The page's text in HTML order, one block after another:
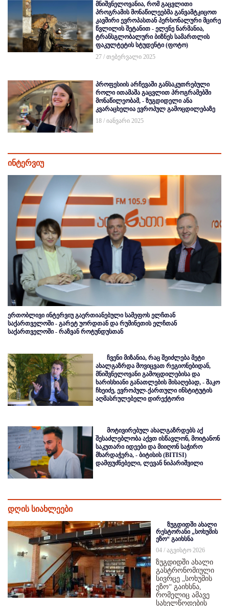
მნიშვნელოვანია, რომ გაცვლითი
პროგრამის მონაწილეებმა განვამტკიცოთ
კავშირი ევროპასთან პერსონალური მცირე
წვლილის შეტანით - ელენე ნარმანია,
ტრანსგლობალური ბიზნეს სამართლის
ფაკულტეტის სტუდენტი (ფოტო)
27 / თებერვალი 2025
პროფესიის არჩევაში განსაკუთრებული
როლი ითამაშა გაცვლით პროგრამებში
მონაწილეობამ, - ზუგდიდელი ანა
კვარაცხელია ევროპულ გამოცდილებაზე
18 / იანვარი 2025
ინტერვიუ
ერთობლივი ინტერვიუ გაერთიანებული სამეფოს ელჩთან
საქართველოში - გარეტ უორდთან და რუმინეთის ელჩთან
საქართველოში - რაზვან როტუნდუსთან
ჩვენი მიზანია, რაც შეიძლება მეტი
ახალგაზრდა მოვიცვათ რეგიონებიდან,
მნიშვნელოვანი გამოცდილებისა და
ხარისხიანი განათლების მისაღებად, - შაკო
ჩხეიძე, ევროპულ-ქართული ინსტიტუტის
აღმასრულებელი დირექტორი
მოტივირებულ ახალგაზრდებს აქ
შესაძლებლობა აქვთ ისწავლონ, მოიტანონ
საკუთარი იდეები და მიიღონ საჭირო
მხარდაჭერა, - ბიტისის (BITISI)
დამფუძნებელი, ლევან ნიპარიშვილი
დღის სიახლეები
ზუგდიდში ახალი
რესტორანი „სოხუმის
ეზო“ გაიხსნა
04 / აგვისტო 2026
ზუგდიდში ახალი
გასტრონომიული
სივრცე „სოხუმის
ეზო“ გაიხსნა,
რომელიც ამავე
სახელწოდების